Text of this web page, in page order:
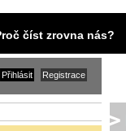
číst zrovna nás?